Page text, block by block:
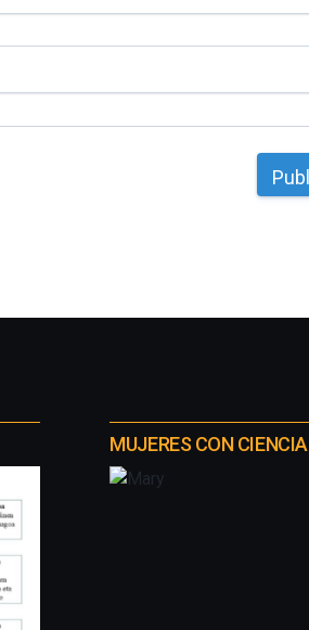
MUJERES CON CIENCIA